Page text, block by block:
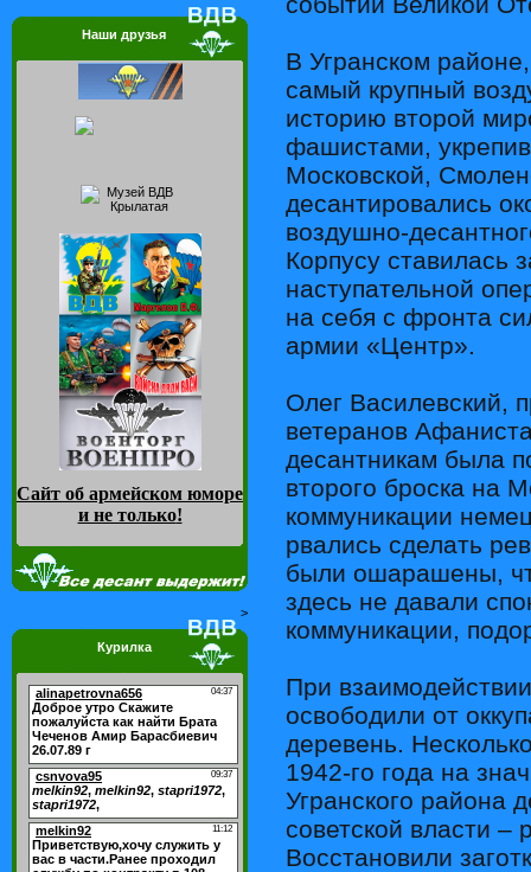
Наши друзья
Сайт об армейском юморе
и не только!
>
Курилка
В Угранском
самый крупный
историю второй
фашистами,
Московской,
десантировались
воздушно-
Корпусу ставилась
наступательной
на себя с фронта
армии «Центр».
Олег Василевский,
ветеранов
десантникам была
второго броска на
коммуникации
рвались сделать
были ошарашены,
здесь не давали
коммуникации,
При
освободили от
деревень.
1942-го года на
Угранского района
советской власти –
Восстановили